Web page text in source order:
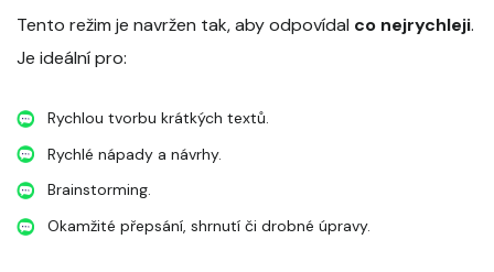
Tento režim je navržen tak, aby odpovídal co nejrychleji.
Je ideální pro:
Rychlou tvorbu krátkých textů.
Rychlé nápady a návrhy.
Brainstorming.
Okamžité přepsání, shrnutí či drobné úpravy.